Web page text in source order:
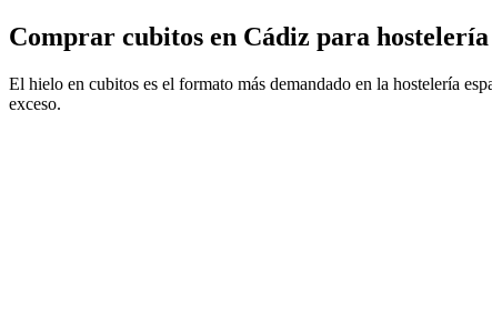
Comprar cubitos en Cádiz para hostelería
El hielo en cubitos es el formato más demandado en la hostelería
exceso.